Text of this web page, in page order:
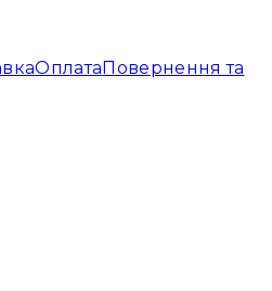
ОплатаПовернення та